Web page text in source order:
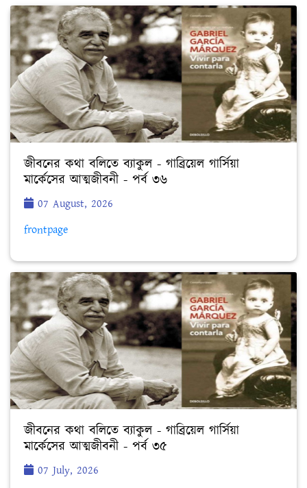
জীবনের কথা বলিতে ব্যাকুল - গাব্রিয়েল গার্সিয়া
মার্কেসের আত্মজীবনী - পর্ব ৩৬
07 August, 2026
frontpage
জীবনের কথা বলিতে ব্যাকুল - গাব্রিয়েল গার্সিয়া
মার্কেসের আত্মজীবনী - পর্ব ৩৫
07 July, 2026